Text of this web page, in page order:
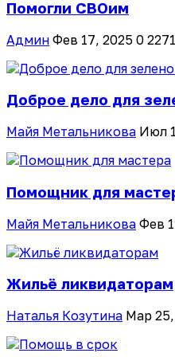
Помогли СВОим
Админ Фев 17, 2025 0 2271
Доброе дело для
Майя Метальникова Июл
Помощник для
Майя Метальникова Фев
Жильё ликвидаторам
Наталья Козутина Мар